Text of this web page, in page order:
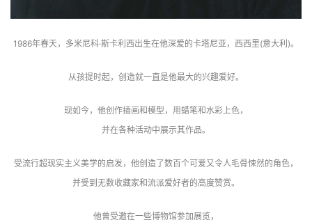
1986年春天，多米尼科·斯卡利西出生在他深爱的卡塔尼亚，西西里(意大利)。
从孩提时起，创造就一直是他最大的兴趣爱好。
现如今，他创作插画和模型，用蜡笔和水彩上色，
并在各种活动中展示其作品。
受流行超现实主义美学的启发，他创造了数百个可爱又令人毛骨悚然的角色，
并受到无数收藏家和流派爱好者的高度赞赏。
他曾受邀在一些博物馆参加展览，